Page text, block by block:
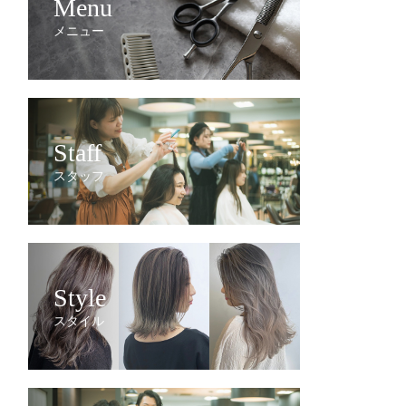
Menu
メニュー
Staff
スタッフ
Style
スタイル